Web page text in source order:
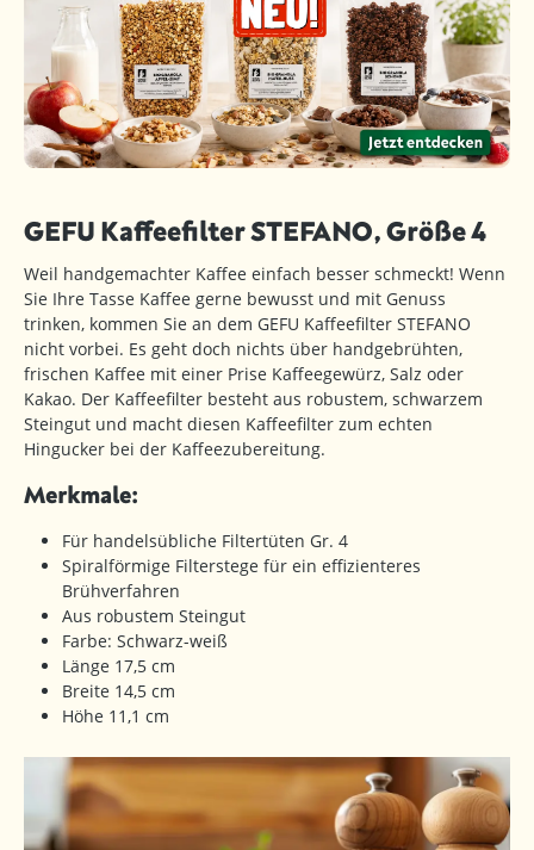
GEFU Kaffeefilter STEFANO, Größe 4
Weil handgemachter Kaffee einfach besser schmeckt! Wenn
Sie Ihre Tasse Kaffee gerne bewusst und mit Genuss
trinken, kommen Sie an dem GEFU Kaffeefilter STEFANO
nicht vorbei. Es geht doch nichts über handgebrühten,
frischen Kaffee mit einer Prise Kaffeegewürz, Salz oder
Kakao. Der Kaffeefilter besteht aus robustem, schwarzem
Steingut und macht diesen Kaffeefilter zum echten
Hingucker bei der Kaffeezubereitung.
Merkmale:
Für handelsübliche Filtertüten Gr. 4
Spiralförmige Filterstege für ein effizienteres
Brühverfahren
Aus robustem Steingut
Farbe: Schwarz-weiß
Länge 17,5 cm
Breite 14,5 cm
Höhe 11,1 cm